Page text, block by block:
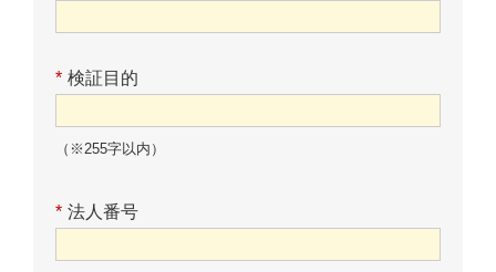
* 検証目的
（※255字以内）
* 法人番号